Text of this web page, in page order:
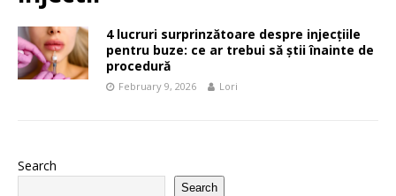
4 lucruri surprinzătoare despre injecțiile
pentru buze: ce ar trebui să știi înainte de
procedură
February 9, 2026 Lori
Search
Search